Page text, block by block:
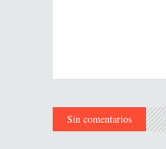
Sin comentarios